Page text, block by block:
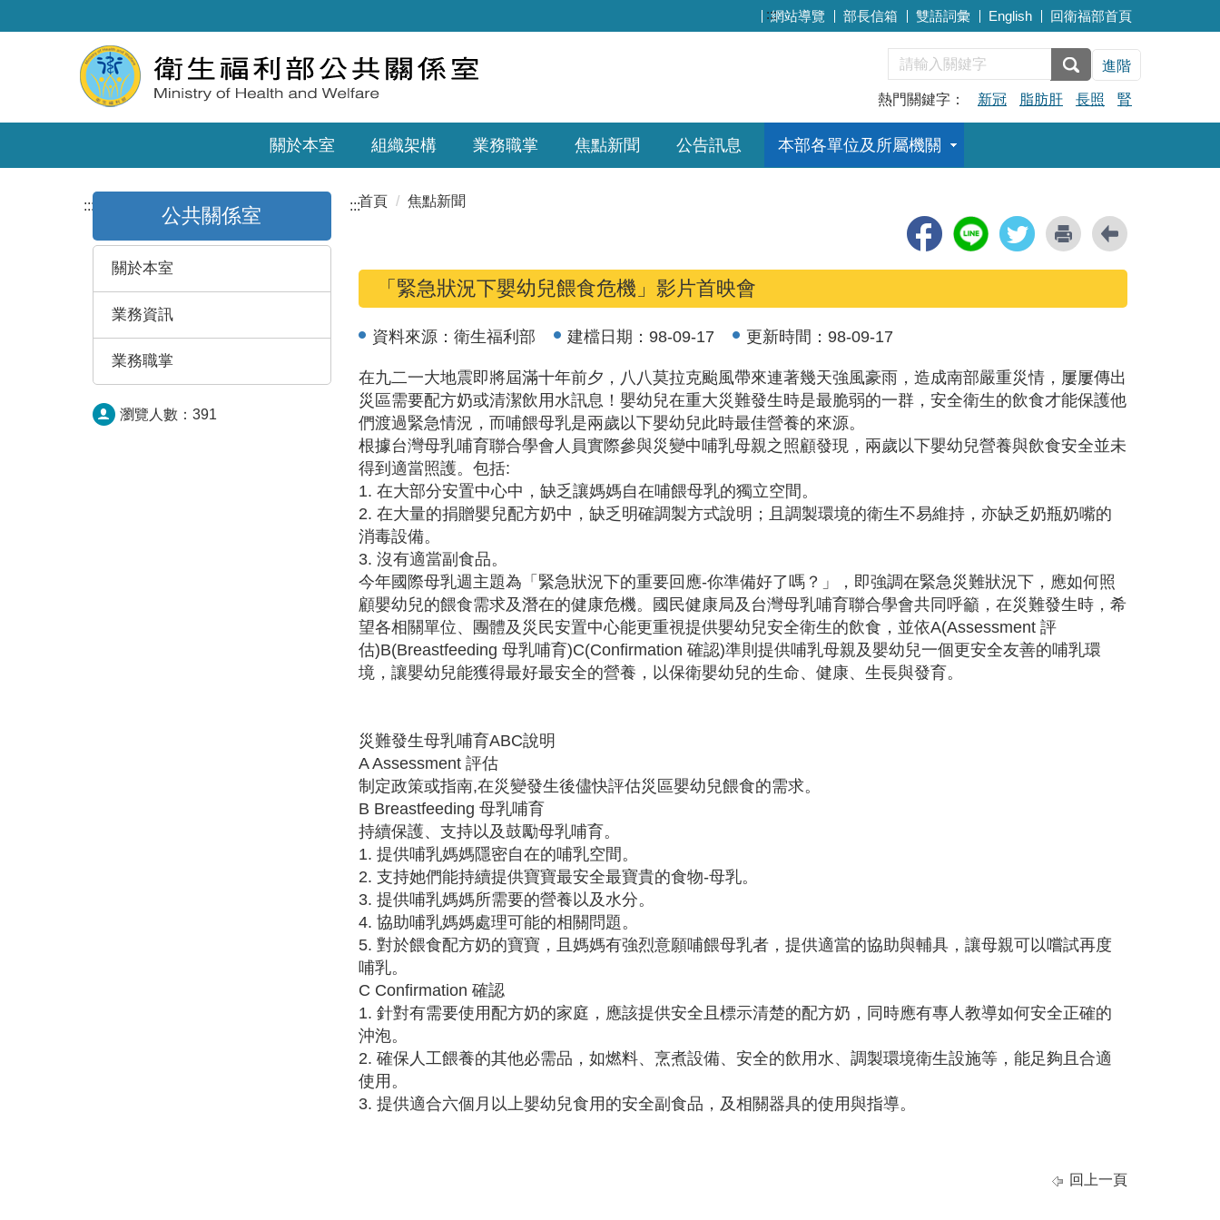
:::網站導覽 部長信箱 雙語詞彙 English 回衛福部首頁
進階
熱門關鍵字： 新冠 脂肪肝 長照 腎
關於本室 組織架構 業務職掌 焦點新聞 公告訊息 本部各單位及所屬機關
::: 公共關係室
關於本室
業務資訊
業務職掌
瀏覽人數： 391
:::首頁 焦點新聞
「緊急狀況下嬰幼兒餵食危機」影片首映會
資料來源： 衛生福利部 建檔日期： 98-09-17 更新時間： 98-09-17
在九二一大地震即將屆滿十年前夕，八八莫拉克颱風帶來連著幾天強風豪雨，造成南部嚴重災情，屢屢傳出
災區需要配方奶或清潔飲用水訊息！嬰幼兒在重大災難發生時是最脆弱的一群，安全衛生的飲食才能保護他
們渡過緊急情況，而哺餵母乳是兩歲以下嬰幼兒此時最佳營養的來源。
根據台灣母乳哺育聯合學會人員實際參與災變中哺乳母親之照顧發現，兩歲以下嬰幼兒營養與飲食安全並未
得到適當照護。包括:
1. 在大部分安置中心中，缺乏讓媽媽自在哺餵母乳的獨立空間。
2. 在大量的捐贈嬰兒配方奶中，缺乏明確調製方式說明；且調製環境的衛生不易維持，亦缺乏奶瓶奶嘴的
消毒設備。
3. 沒有適當副食品。
今年國際母乳週主題為「緊急狀況下的重要回應-你準備好了嗎？」，即強調在緊急災難狀況下，應如何照
顧嬰幼兒的餵食需求及潛在的健康危機。國民健康局及台灣母乳哺育聯合學會共同呼籲，在災難發生時，希
望各相關單位、團體及災民安置中心能更重視提供嬰幼兒安全衛生的飲食，並依A(Assessment 評
估)B(Breastfeeding 母乳哺育)C(Confirmation 確認)準則提供哺乳母親及嬰幼兒一個更安全友善的哺乳環
境，讓嬰幼兒能獲得最好最安全的營養，以保衛嬰幼兒的生命、健康、生長與發育。
災難發生母乳哺育ABC說明
A Assessment 評估
制定政策或指南,在災變發生後儘快評估災區嬰幼兒餵食的需求。
B Breastfeeding 母乳哺育
持續保護、支持以及鼓勵母乳哺育。
1. 提供哺乳媽媽隱密自在的哺乳空間。
2. 支持她們能持續提供寶寶最安全最寶貴的食物-母乳。
3. 提供哺乳媽媽所需要的營養以及水分。
4. 協助哺乳媽媽處理可能的相關問題。
5. 對於餵食配方奶的寶寶，且媽媽有強烈意願哺餵母乳者，提供適當的協助與輔具，讓母親可以嚐試再度
哺乳。
C Confirmation 確認
1. 針對有需要使用配方奶的家庭，應該提供安全且標示清楚的配方奶，同時應有專人教導如何安全正確的
沖泡。
2. 確保人工餵養的其他必需品，如燃料、烹煮設備、安全的飲用水、調製環境衛生設施等，能足夠且合適
使用。
3. 提供適合六個月以上嬰幼兒食用的安全副食品，及相關器具的使用與指導。
回上一頁